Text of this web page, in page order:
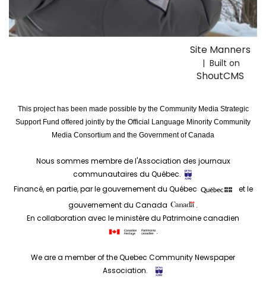
Site Manners
| Built on
ShoutCMS
This project has been made possible by the Community Media Strategic
Support Fund offered jointly by the Official Language Minority Community
Media Consortium and the Government of Canada
Nous sommes membre de l'Association des journaux
communautaires du Québec.
Financé, en partie, par le gouvernement du Québec
et le
gouvernement du Canada
.
En collaboration avec le ministère du Patrimoine canadien
.
We are a member of the Quebec Community Newspaper
Association.